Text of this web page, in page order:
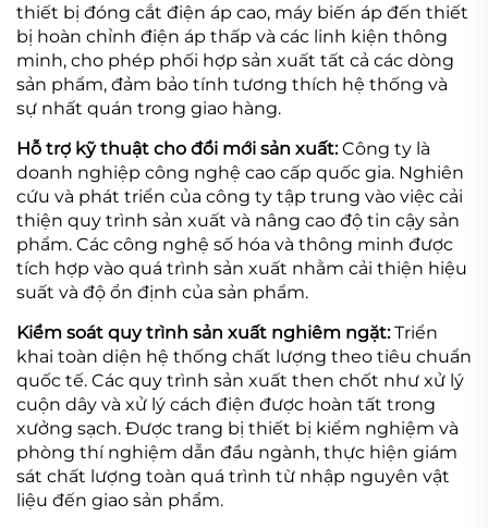
thiết bị đóng cắt điện áp cao, máy biến áp đến thiết
bị hoàn chỉnh điện áp thấp và các linh kiện thông
minh, cho phép phối hợp sản xuất tất cả các dòng
sản phẩm, đảm bảo tính tương thích hệ thống và
sự nhất quán trong giao hàng.
Hỗ trợ kỹ thuật cho đổi mới sản xuất:Công ty là
doanh nghiệp công nghệ cao cấp quốc gia. Nghiên
cứu và phát triển của công ty tập trung vào việc cải
thiện quy trình sản xuất và nâng cao độ tin cậy sản
phẩm. Các công nghệ số hóa và thông minh được
tích hợp vào quá trình sản xuất nhằm cải thiện hiệu
suất và độ ổn định của sản phẩm.
Kiểm soát quy trình sản xuất nghiêm ngặt:Triển
khai toàn diện hệ thống chất lượng theo tiêu chuẩn
quốc tế. Các quy trình sản xuất then chốt như xử lý
cuộn dây và xử lý cách điện được hoàn tất trong
xưởng sạch. Được trang bị thiết bị kiểm nghiệm và
phòng thí nghiệm dẫn đầu ngành, thực hiện giám
sát chất lượng toàn quá trình từ nhập nguyên vật
liệu đến giao sản phẩm.